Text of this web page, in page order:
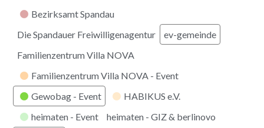
Bezirksamt Spandau
Die Spandauer Freiwilligenagentur
ev-gemeinde
Familienzentrum Villa NOVA
Familienzentrum Villa NOVA - Event
Gewobag - Event
HABIKUS e.V.
heimaten - Event
heimaten - GIZ & berlinovo